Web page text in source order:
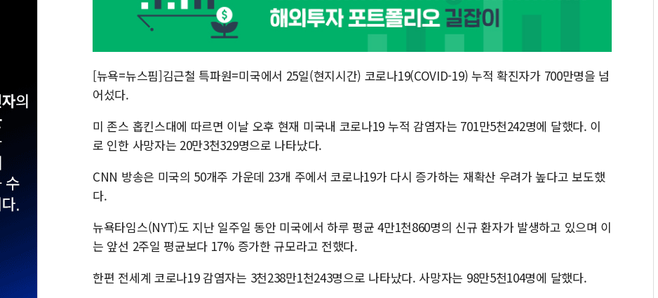
동해해경, 독도 해상서 부유물 감긴 어선 구조
주한미군 "오산기지 누출, 백린 아닌 무해
구미 폐염산처리업체서 불 2시간30여분만
해군과 함께하는 '불금전파, 송정' 시즌2
[뉴욕=뉴스핌]김근철 특파원=미국에서 25일(현지시간) 코로나19(COVID-19) 누적 확진자가 700만명을 넘
어섰다.
미 존스 홉킨스대에 따르면 이날 오후 현재 미국내 코로나19 누적 감염자는 701만5천242명에 달했다. 이
로 인한 사망자는 20만3천329명으로 나타났다.
CNN 방송은 미국의 50개주 가운데 23개 주에서 코로나19가 다시 증가하는 재확산 우려가 높다고 보도했
다.
뉴욕타임스(NYT)도 지난 일주일 동안 미국에서 하루 평균 4만1천860명의 신규 환자가 발생하고 있으며 이
는 앞선 2주일 평균보다 17% 증가한 규모라고 전했다.
한편 전세계 코로나19 감염자는 3천238만1천243명으로 나타났다. 사망자는 98만5천104명에 달했다.